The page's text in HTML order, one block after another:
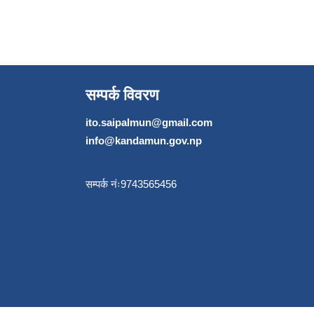
सम्पर्क विवरण
ito.saipalmun@gmail.com
info@kandamun.gov.np
सम्पर्क नंः9743565456